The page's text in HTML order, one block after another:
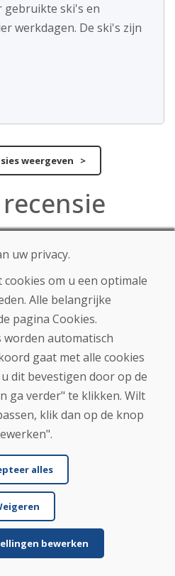
gebruikte ski's en
werkdagen. De ski's zijn
weergeven >
uw privacy.
om u een optimale
Alle belangrijke
pagina Cookies.
worden automatisch
gaat met alle cookies
dit bevestigen door op de
ga verder" te klikken. Wilt
klik dan op de knop
alles
bewerken